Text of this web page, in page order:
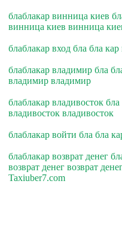
блаблакар винница киев
винница киев винница
блаблакар вход бла бла
блаблакар владимир бла
владимир владимир
блаблакар владивосток
владивосток владивосток
блаблакар войти бла бла
блаблакар возврат денег
возврат денег возврат
Taxiuber7.com